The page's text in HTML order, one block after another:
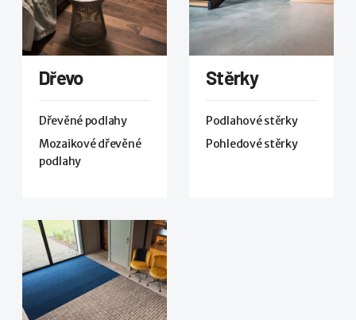
Dřevo
Dřevěné podlahy
Mozaikové dřevěné
podlahy
Stěrky
Podlahové stěrky
Pohledové stěrky